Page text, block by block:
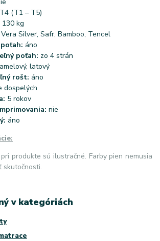
(T1 – T5)
130 kg
Silver, Safr, Bamboo, Tencel
áno
poťah: zo 4 strán
latový
rošt: áno
dospelých
5 rokov
nie
áno
produkte sú ilustračné. Farby pien nemusia
skutočnosti.
v kategóriách